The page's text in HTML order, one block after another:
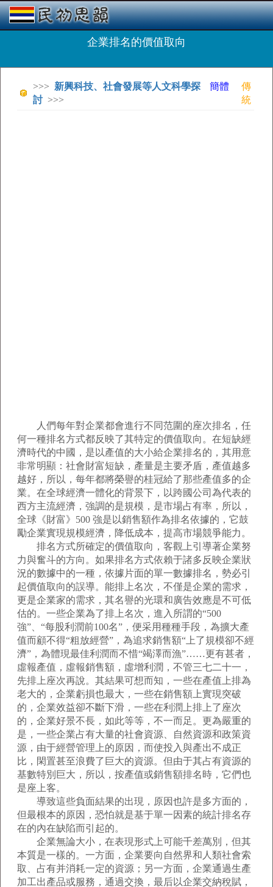
企業排名的價值取向
>>> 新興科技、社會發展等人文科學探
討>>>
簡體
傳
統
人們每年對企業都會進行不同范圍的座次排名，任
何一種排名方式都反映了其特定的價值取向。在短缺經
濟時代的中國，是以產值的大小給企業排名的，其用意
非常明顯：社會財富短缺，產量是主要矛盾，產值越多
越好，所以，每年都將榮譽的桂冠給了那些產值多的企
業。在全球經濟一體化的背景下，以跨國公司為代表的
西方主流經濟，強調的是規模，是市場占有率，所以，
全球《財富》500 強是以銷售額作為排名依據的，它鼓
勵企業實現規模經濟，降低成本，提高市場競爭能力。
排名方式所確定的價值取向，客觀上引導著企業努
力與奮斗的方向。如果排名方式依賴于諸多反映企業狀
況的數據中的一種，依據片面的單一數據排名，勢必引
起價值取向的誤導。能排上名次，不僅是企業的需求，
更是企業家的需求，其名譽的光環和廣告效應是不可低
估的。一些企業為了排上名次，進入所謂的“500
強”、“每股利潤前100名”，便采用種種手段，為擴大產
值而顧不得“粗放經營”，為追求銷售額“上了規模卻不經
濟”，為體現最佳利潤而不惜“竭澤而漁”……更有甚者，
虛報產值，虛報銷售額，虛增利潤，不管三七二十一，
先排上座次再說。其結果可想而知，一些在產值上排為
老大的，企業虧損也最大，一些在銷售額上實現突破
的，企業效益卻不斷下滑，一些在利潤上排上了座次
的，企業好景不長，如此等等，不一而足。更為嚴重的
是，一些企業占有大量的社會資源、自然資源和政策資
源，由于經營管理上的原因，而使投入與產出不成正
比，閑置甚至浪費了巨大的資源。但由于其占有資源的
基數特別巨大，所以，按產值或銷售額排名時，它們也
是座上客。
導致這些負面結果的出現，原因也許是多方面的，
但最根本的原因，恐怕就是基于單一因素的統計排名存
在的內在缺陷而引起的。
企業無論大小，在表現形式上可能千差萬別，但其
本質是一樣的。一方面，企業要向自然界和人類社會索
取、占有并消耗一定的資源；另一方面，企業通過生產
加工出產品或服務，通過交換，最后以企業交納稅賦，